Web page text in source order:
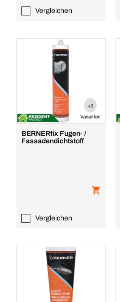
Vergleichen
+3
Varianten
BERNERfix Fugen- /
Fassadendichtstoff
Vergleichen